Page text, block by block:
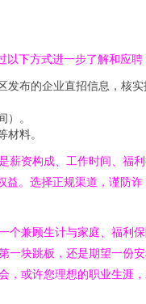
以下方式进一步了解和应聘
发布的企业直招信息，核实
。
料。
薪资构成、工作时间、福
益。选择正规渠道，谨防诈
个兼顾生计与家庭、福利
一块跳板，还是期望一份
，或许您理想的职业生涯